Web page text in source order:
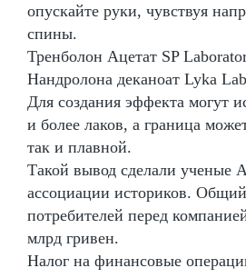
опускайте руки, чувствуя
спины.
Тренболон Ацетат SP
Нандролона деканоат Lyka
Для создания эффекта могут
и более лаков, а граница
так и плавной.
Такой вывод сделали ученые
ассоциации историков.
потребителей перед
млрд гривен.
Налог на финансовые